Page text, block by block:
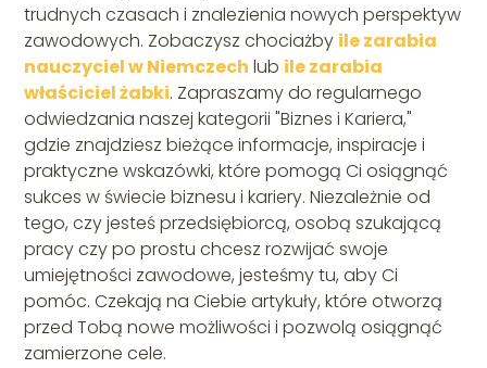
trudnych czasach i znalezienia nowych perspektyw
zawodowych. Zobaczysz chociażby ile zarabia
nauczyciel w Niemczech lub ile zarabia
właściciel żabki. Zapraszamy do regularnego
odwiedzania naszej kategorii "Biznes i Kariera,"
gdzie znajdziesz bieżące informacje, inspiracje i
praktyczne wskazówki, które pomogą Ci osiągnąć
sukces w świecie biznesu i kariery. Niezależnie od
tego, czy jesteś przedsiębiorcą, osobą szukającą
pracy czy po prostu chcesz rozwijać swoje
umiejętności zawodowe, jesteśmy tu, aby Ci
pomóc. Czekają na Ciebie artykuły, które otworzą
przed Tobą nowe możliwości i pozwolą osiągnąć
zamierzone cele.